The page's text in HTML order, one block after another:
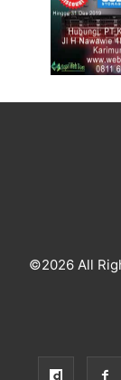
©2026 All